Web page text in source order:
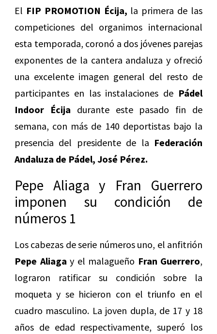
El FIP PROMOTION Écija, la primera de las
competiciones del organimos internacional
esta temporada, coronó a dos jóvenes parejas
exponentes de la cantera andaluza y ofreció
una excelente imagen general del resto de
participantes en las instalaciones de Pádel
Indoor Écija durante este pasado fin de
semana, con más de 140 deportistas bajo la
presencia del presidente de la Federación
Andaluza de Pádel, José Pérez.
Pepe Aliaga y Fran Guerrero
imponen su condición de
números 1
Los cabezas de serie números uno, el anfitrión
Pepe Aliaga y el malagueño Fran Guerrero,
lograron ratificar su condición sobre la
moqueta y se hicieron con el triunfo en el
cuadro masculino. La joven dupla, de 17 y 18
años de edad respectivamente, superó los